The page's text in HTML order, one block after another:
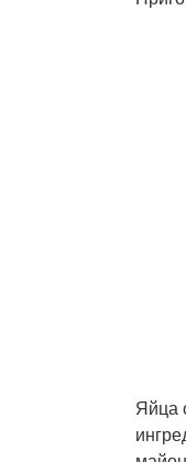
Яйца